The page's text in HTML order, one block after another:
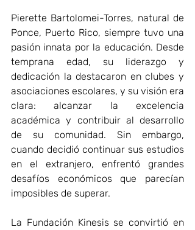
Pierette Bartolomei-Torres, natural de
Ponce, Puerto Rico, siempre tuvo una
pasión innata por la educación. Desde
temprana edad, su liderazgo y
dedicación la destacaron en clubes y
asociaciones escolares, y su visión era
clara: alcanzar la excelencia
académica y contribuir al desarrollo
de su comunidad. Sin embargo,
cuando decidió continuar sus estudios
en el extranjero, enfrentó grandes
desafíos económicos que parecían
imposibles de superar.
La Fundación Kinesis se convirtió en